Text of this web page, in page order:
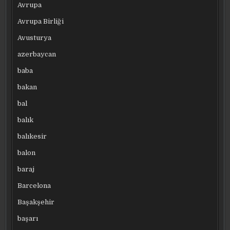
Avrupa
Avrupa Birliği
Avusturya
azerbaycan
baba
bakan
bal
balık
balıkesir
balon
baraj
Barcelona
Başakşehir
başarı